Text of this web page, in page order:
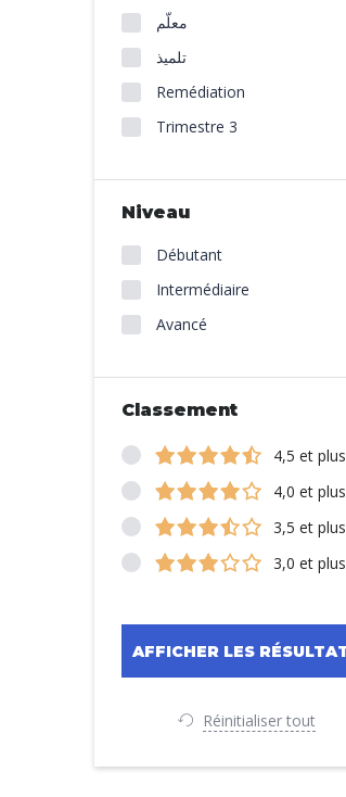
معلّم
تلميذ
Remédiation
Trimestre 3
Niveau
Débutant
Intermédiaire
Avancé
Classement
4,5 et plus
4,0 et plus
3,5 et plus
3,0 et plus
Réinitialiser tout